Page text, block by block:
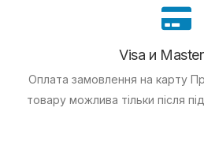
Visa и
Оплата замовлення на карту
товару можлива тільки після